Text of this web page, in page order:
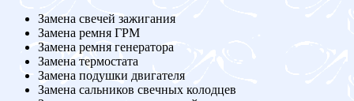
Замена свечей зажигания
Замена ремня ГРМ
Замена ремня генератора
Замена термостата
Замена подушки двигателя
Замена сальников свечных колодцев